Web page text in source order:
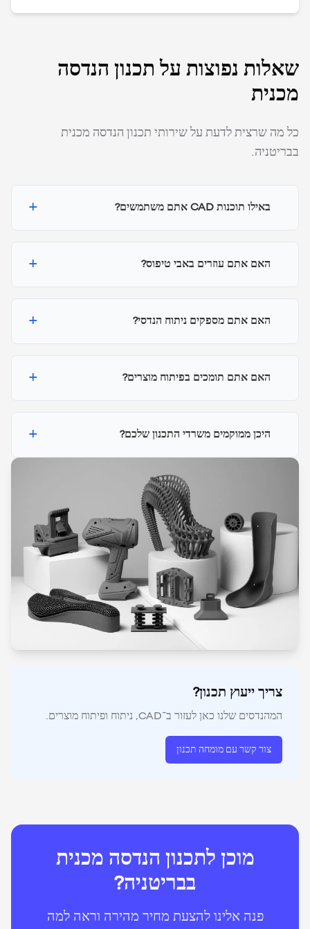
שאלות נפוצות על תכנון הנדסה
מכנית
כל מה שרצית לדעת על שירותי תכנון הנדסה מכנית
בבריטניה.
באילו תוכנות CAD אתם משתמשים? +
האם אתם עוזרים באבי טיפוס? +
האם אתם מספקים ניתוח הנדסי? +
האם אתם תומכים בפיתוח מוצרים? +
היכן ממוקמים משרדי התכנון שלכם? +
צריך ייעוץ תכנון?
המהנדסים שלנו כאן לעזור ב־CAD, ניתוח ופיתוח מוצרים.
צור קשר עם מומחה תכנון
מוכן לתכנון הנדסה מכנית
בבריטניה?
פנה אלינו להצעת מחיר מהירה וראה למה